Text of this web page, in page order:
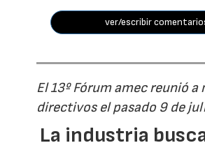
ver/escribir
El 13º Fórum amec reunió a
directivos el pasado 9 de
La industria